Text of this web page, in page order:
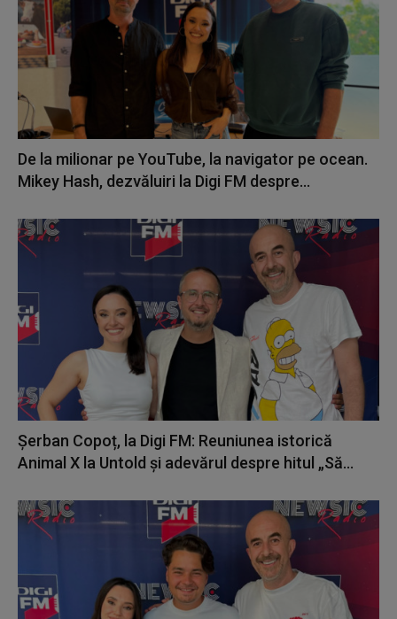
De la milionar pe YouTube, la navigator pe ocean.
Mikey Hash, dezvăluiri la Digi FM despre...
Șerban Copoț, la Digi FM: Reuniunea istorică
Animal X la Untold și adevărul despre hitul „Să...